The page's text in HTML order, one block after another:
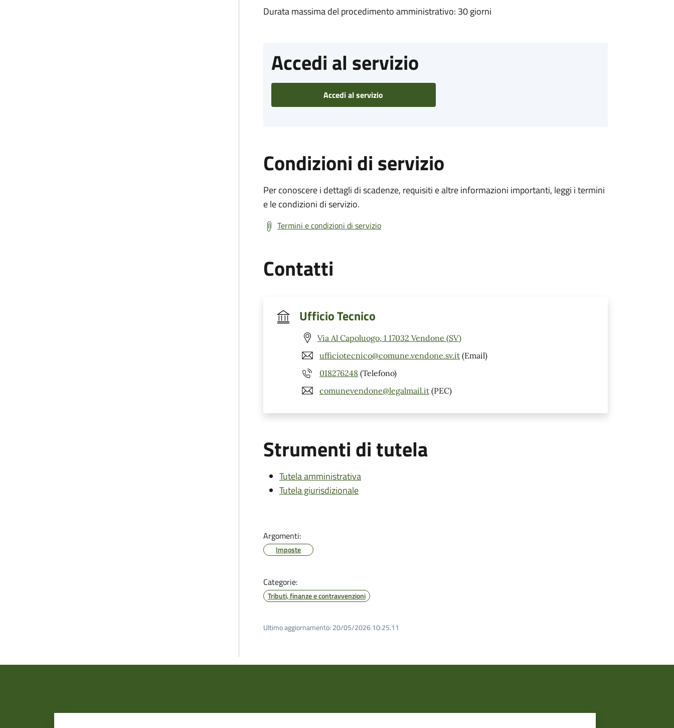
Durata massima del procedimento amministrativo: 30 giorni
Accedi al servizio
Accedi al servizio
Condizioni di servizio
Per conoscere i dettagli di scadenze, requisiti e altre informazioni importanti, leggi i termini
e le condizioni di servizio.
Termini e condizioni di servizio
Contatti
Ufficio Tecnico
Via Al Capoluogo, 1 17032 Vendone (SV)
ufficiotecnico@comune.vendone.sv.it (Email)
018276248 (Telefono)
comunevendone@legalmail.it (PEC)
Strumenti di tutela
Tutela amministrativa
Tutela giurisdizionale
Argomenti:
Imposte
Categorie:
Tributi, finanze e contravvenzioni
Ultimo aggiornamento: 20/05/2026 10:25.11